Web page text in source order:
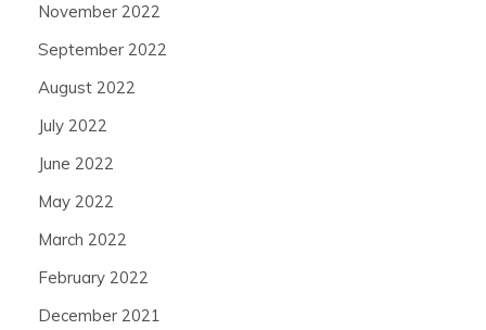
November 2022
September 2022
August 2022
July 2022
June 2022
May 2022
March 2022
February 2022
December 2021